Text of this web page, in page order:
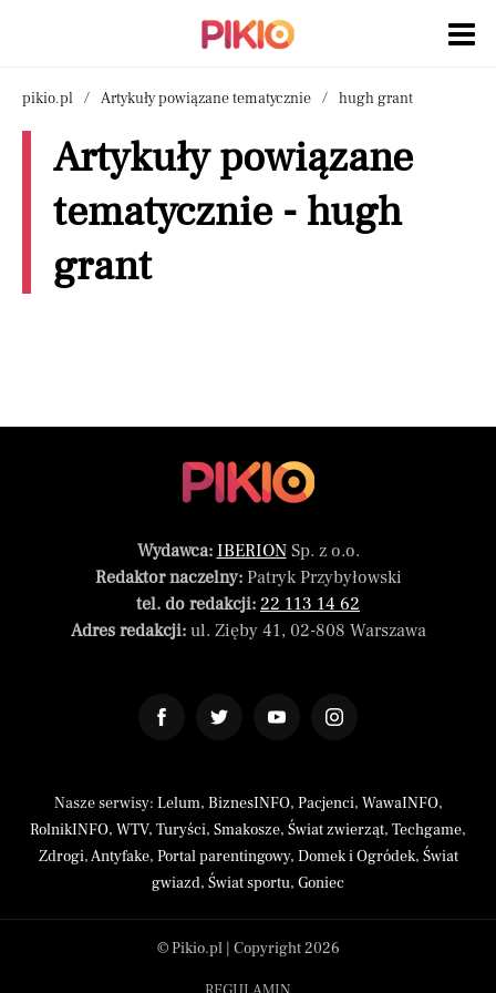
pikio.pl Artykuły powiązane tematycznie hugh grant
Artykuły powiązane
tematycznie - hugh
grant
Wydawca: IBERIONSp. z o.o.
Redaktor naczelny:Patryk Przybyłowski
tel. do redakcji: 22 113 14 62
Adres redakcji:ul. Zięby 41, 02-808 Warszawa
Nasze serwisy: Lelum, BiznesINFO, Pacjenci, WawaINFO,
RolnikINFO, WTV, Turyści, Smakosze, Świat zwierząt, Techgame,
Zdrogi,Antyfake, Portal parentingowy, Domek i Ogródek, Świat
gwiazd, Świat sportu, Goniec
© Pikio.pl | Copyright 2026